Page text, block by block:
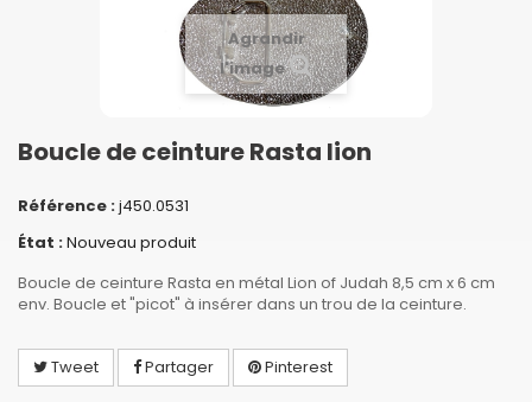
Agrandir
l'image
Boucle de ceinture Rasta lion
Référence :j450.0531
État :Nouveau produit
Boucle de ceinture Rasta en métal Lion of Judah 8,5 cm x 6 cm
env. Boucle et "picot" à insérer dans un trou de la ceinture.
Tweet Partager Pinterest